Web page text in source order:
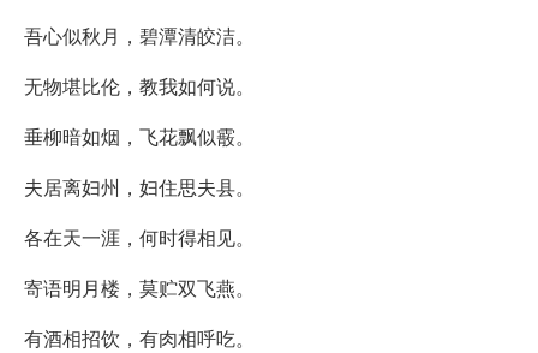
吾心似秋月，碧潭清皎洁。
无物堪比伦，教我如何说。
垂柳暗如烟，飞花飘似霰。
夫居离妇州，妇住思夫县。
各在天一涯，何时得相见。
寄语明月楼，莫贮双飞燕。
有酒相招饮，有肉相呼吃。